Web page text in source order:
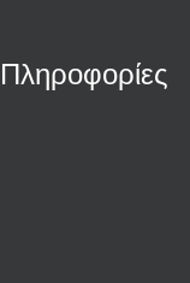
Πληροφορίες